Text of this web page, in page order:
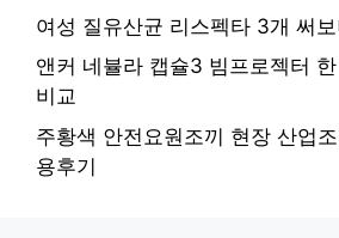
여성 질유산균 리스펙타 3개 써
앤커 네뷸라 캡슐3 빔프로젝터
비교
주황색 안전요원조끼 현장 산업
용후기